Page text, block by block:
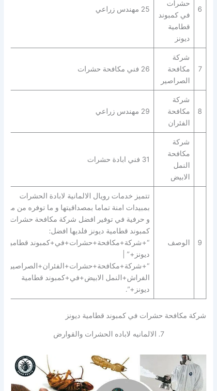
6
حشرات
في كمبوند
قطامية
ديونز
25 مهندس زراعي
7
شركة
مكافحة
الصراصير
26 فني مكافحة حشرات
8
شركة
مكافحة
الفئران
29 مهندس زراعي
شركة
مكافحة
النمل
الابيض
31 فني ابادة حشرات
9 الوصف
تتميز خدمات رويال الالمانية لابادة الحشرات
بمبيدات امنة تماما بمصداقيتها و ما توفره من
و حرفية في توفير افضل شركة مكافحة حشرات
كمبوند قطامية ديونز فلديها افضل:
“+شركة+مكافحة+حشرات+في+كمبوند قطامية
ديونز+” |
الفراش+النمل الابيض+في+كمبوند قطامية
ديونز+”.
شركة مكافحة حشرات في كمبوند قطامية ديونز
7. الالمانيه لاباده الحشرات والقوارض‎‎‎